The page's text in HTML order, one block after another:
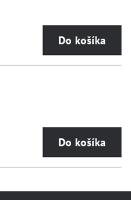
Do košíka
Do košíka